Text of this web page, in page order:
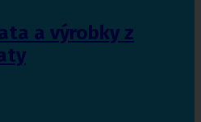
a výrobky z